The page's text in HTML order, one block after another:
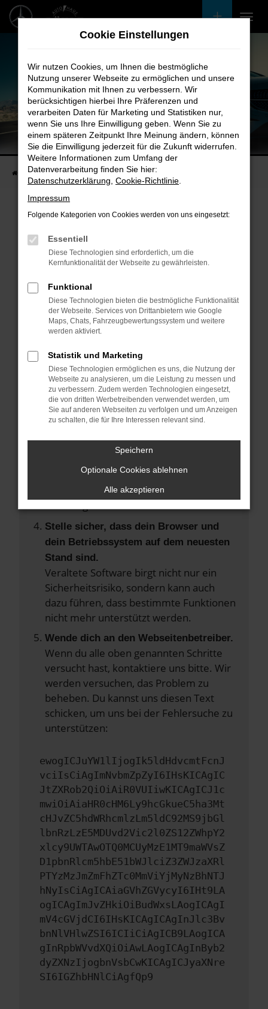
Zum
Unsere Fahrzeugangebote
Bei uns finden Sie bestimmt Ihren Nächsten
Startseite Fahrzeugangebote Bestandsfahrzeuge
Fehler: Network Error
Beim Laden ist ein Fehler aufgetreten.
können:
Überprüfe deine Firewall und deine
Internetverbindung.
deine Suchmaschine?
Prüfe deine Browsererweiterungen.
Manche Erweiterungen, wie
Werbeblocker, können das Laden
bestimmter Seiten verhindern.
Funktioniert die Seite in einem anderen
Browser oder in einem privaten Fenster?
Starte dein Gerät neu.
Das kann manchmal helfen,
vorübergehende Probleme zu beheben.
Stelle sicher, dass dein Browser und
dein Betriebssystem auf dem neuesten
Stand sind.
Veraltete Software birgt nicht nur ein
Sicherheitsrisiko, sondern kann auch
dazu führen, dass bestimmte Funktionen
nicht mehr unterstützt werden.
Wende dich an den Webseitenbetreiber.
Wenn du alle oben genannten Schritte
versucht hast, kontaktiere uns bitte. Wir
werden versuchen, das Problem zu
beheben. Du kannst uns diesen Text
schicken, um uns bei der Fehlersuche zu
unterstützen:
ewogICJuYW1lIjogIk5ldHdvcmtFcnJ
vciIsCiAgImNvbmZpZyI6IHsKICAgIC
JtZXRob2QiOiAiR0VUIiwKICAgICJ1c
mwiOiAiaHR0cHM6Ly9hcGkueC5ha3Mt
cHJvZC5hdWRhcmlzLm5ldC92MS9jbGl
lbnRzLzE5MDUvd2Vic2l0ZS12ZWhpY2
xlcy9UWTAwOTQ0MCUyMzE1MT9maWVsZ
D1pbnRlcm5hbE51bWJlciZ3ZWJzaXRl
PTYzMzJmZmFhZTc0MmViYjMyNzBhNTJ
hNyIsCiAgICAiaGVhZGVycyI6IHt9LA
ogICAgImJvZHkiOiBudWxsLAogICAgI
mV4cGVjdCI6IHsKICAgICAgInJlc3Bv
bnNlVHlwZSI6ICIiCiAgICB9LAogICA
gInRpbWVvdXQiOiAwLAogICAgInByb2
dyZXNzIjogbnVsbCwKICAgICJyaXNre
SI6IGZhbHNlCiAgfQp9
Cookie Einstellungen
Wir nutzen Cookies, um Ihnen die bestmögliche
Nutzung unserer Webseite zu ermöglichen und unsere
Kommunikation mit Ihnen zu verbessern. Wir
berücksichtigen hierbei Ihre Präferenzen und
verarbeiten Daten für Marketing und Statistiken nur,
wenn Sie uns Ihre Einwilligung geben. Wenn Sie zu
einem späteren Zeitpunkt Ihre Meinung ändern, können
Sie die Einwilligung jederzeit für die Zukunft widerrufen.
Weitere Informationen zum Umfang der
Datenverarbeitung finden Sie hier:
Datenschutzerklärung Cookie-Richtlinie
Impressum
Folgende Kategorien von Cookies werden von uns eingesetzt:
Essentiell
Diese Technologien sind erforderlich, um die
Kernfunktionalität der Webseite zu gewährleisten.
Funktional
Diese Technologien bieten die bestmögliche Funktionalität
der Webseite. Services von Drittanbietern wie Google
Maps, Chats, Fahrzeugbewertungssystem und weitere
werden aktiviert.
Statistik und Marketing
Diese Technologien ermöglichen es uns, die Nutzung der
Webseite zu analysieren, um die Leistung zu messen und
zu verbessern. Zudem werden Technologien eingesetzt,
die von dritten Werbetreibenden verwendet werden, um
Sie auf anderen Webseiten zu verfolgen und um Anzeigen
zu schalten, die für Ihre Interessen relevant sind.
Speichern
Optionale Cookies ablehnen
Alle akzeptieren